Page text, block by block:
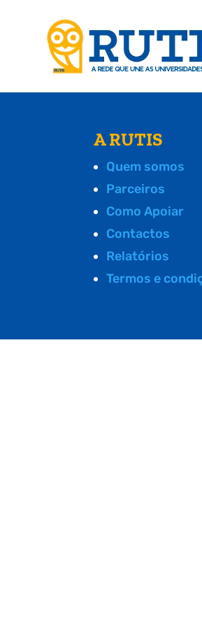
A RUTIS
Quem somos
Parceiros
Como Apoiar
Contactos
Relatórios
Termos e